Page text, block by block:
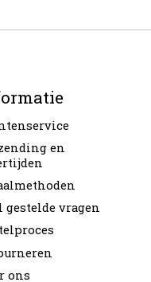
en
gestelde vragen
ons